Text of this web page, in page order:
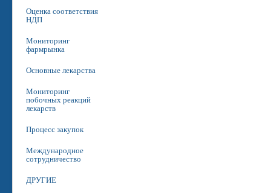
Оценка соответствия
НДП
Мониторинг
фармрынка
Основные лекарства
Мониторинг
побочных реакций
лекарств
Процесс закупок
Международное
сотрудничество
ДРУГИЕ